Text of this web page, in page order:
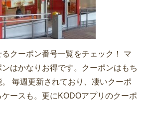
クーポン番号一覧をチェック！ マ
はかなりお得です。クーポンはもち
毎週更新されており、凄いクーポ
ースも。更にKODOアプリのクーポ